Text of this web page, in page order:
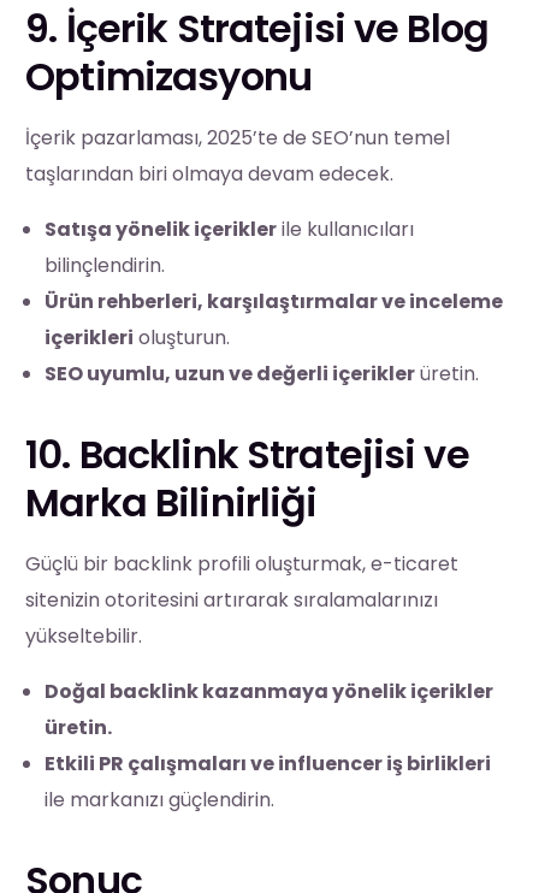
9. İçerik Stratejisi ve Blog
Optimizasyonu
İçerik pazarlaması, 2025’te de SEO’nun temel
taşlarından biri olmaya devam edecek.
Satışa yönelik içeriklerile kullanıcıları
bilinçlendirin.
Ürün rehberleri, karşılaştırmalar ve inceleme
içerikleri oluşturun.
SEO uyumlu, uzun ve değerli içeriklerüretin.
10. Backlink Stratejisi ve
Marka Bilinirliği
Güçlü bir backlink profili oluşturmak, e-ticaret
sitenizin otoritesini artırarak sıralamalarınızı
yükseltebilir.
Doğal backlink kazanmaya yönelik içerikler
üretin.
Etkili PR çalışmaları ve influencer iş birlikleri
ile markanızı güçlendirin.
Sonuç